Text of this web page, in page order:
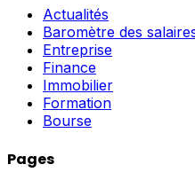
Actualités
Baromètre des
Entreprise
Finance
Immobilier
Formation
Bourse
Pages